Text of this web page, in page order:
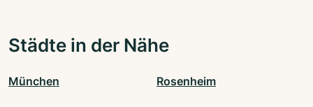
Städte in der Nähe
München Rosenheim